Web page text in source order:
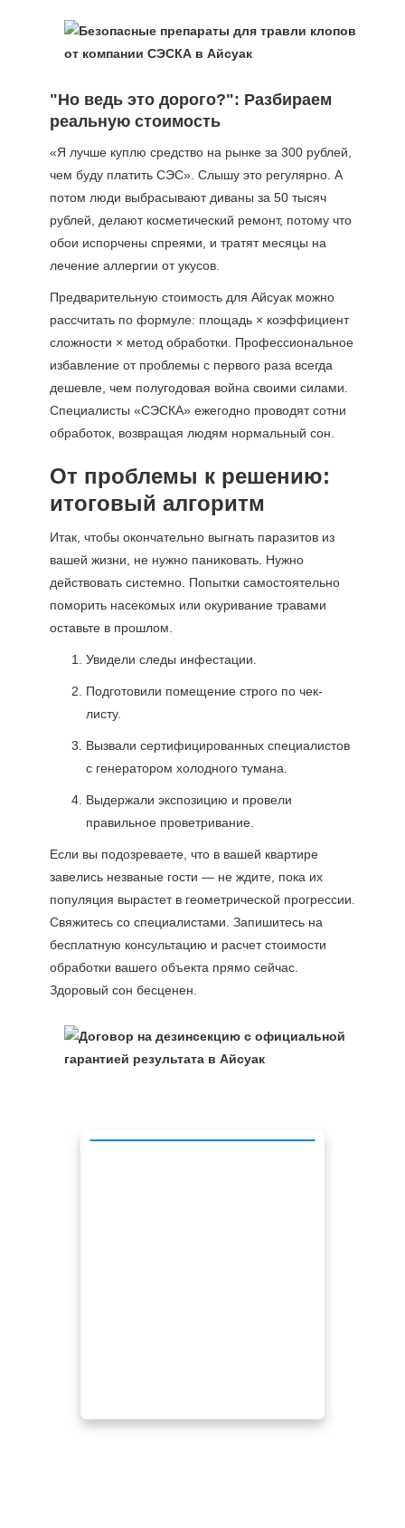
"Но ведь это дорого?": Разбираем
реальную стоимость
«Я лучше куплю средство на рынке за 300 рублей,
чем буду платить СЭС». Слышу это регулярно. А
потом люди выбрасывают диваны за 50 тысяч
рублей, делают косметический ремонт, потому что
обои испорчены спреями, и тратят месяцы на
лечение аллергии от укусов.
Предварительную стоимость для Айсуак можно
рассчитать по формуле: площадь × коэффициент
сложности × метод обработки. Профессиональное
избавление от проблемы с первого раза всегда
дешевле, чем полугодовая война своими силами.
Специалисты «СЭСКА» ежегодно проводят сотни
обработок, возвращая людям нормальный сон.
От проблемы к решению:
итоговый алгоритм
Итак, чтобы окончательно выгнать паразитов из
вашей жизни, не нужно паниковать. Нужно
действовать системно. Попытки самостоятельно
поморить насекомых или окуривание травами
оставьте в прошлом.
Увидели следы инфестации.
Подготовили помещение строго по чек-
листу.
Вызвали сертифицированных специалистов
с генератором холодного тумана.
Выдержали экспозицию и провели
правильное проветривание.
Если вы подозреваете, что в вашей квартире
завелись незваные гости — не ждите, пока их
популяция вырастет в геометрической прогрессии.
Свяжитесь со специалистами. Запишитесь на
бесплатную консультацию и расчет стоимости
обработки вашего объекта прямо сейчас.
Здоровый сон бесценен.